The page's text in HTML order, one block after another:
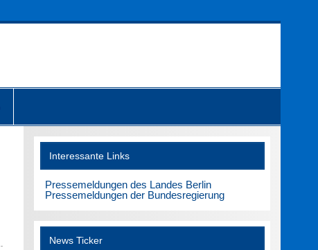
Interessante Links
Pressemeldungen des Landes Berlin
Pressemeldungen der Bundesregierung
News Ticker